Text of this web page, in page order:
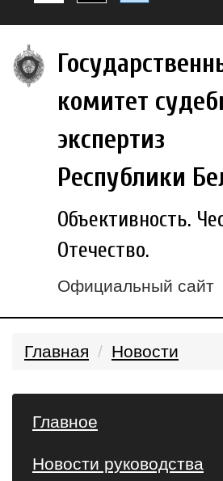
комитет
экспертиз
Республики
Объективность.
Отечество.
Официальный сайт
Главная Новости
Главное
Новости руководства